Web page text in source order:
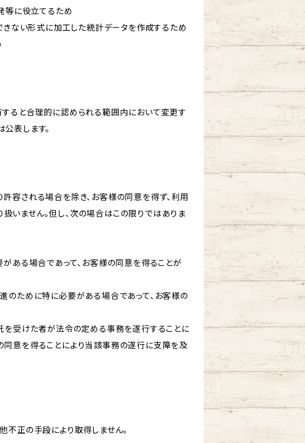
等に役立てるため
きない形式に加工した統計データを作成するため
ると合理的に認められる範囲内において変更す
表します。
容される場合を除き、お客様の同意を得ず、利用
ません。但し、次の場合はこの限りではありま
ある場合であって、お客様の同意を得ることが
のために特に必要がある場合であって、お客様の
を受けた者が法令の定める事務を遂行することに
同意を得ることにより当該事務の遂行に支障を及
不正の手段により取得しません。